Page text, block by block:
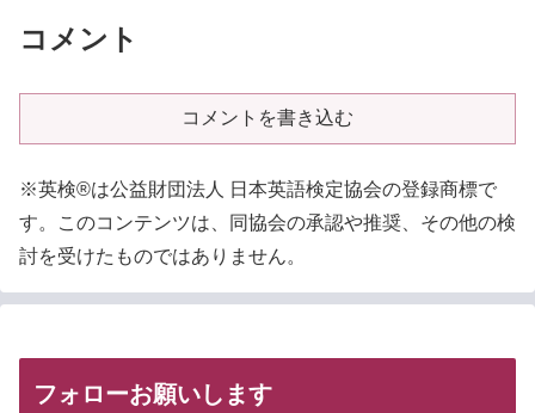
コメント
コメントを書き込む
※英検®は公益財団法人 日本英語検定協会の登録商標で
す。このコンテンツは、同協会の承認や推奨、その他の検
討を受けたものではありません。
フォローお願いします